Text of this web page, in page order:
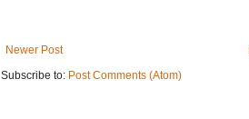
Newer Post
Subscribe to: Post Comments (Atom)